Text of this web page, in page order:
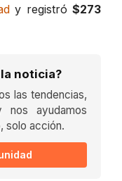
y registró $273
noticia?
las tendencias,
nos ayudamos
solo acción.